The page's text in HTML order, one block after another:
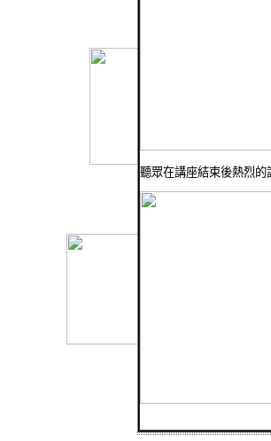
聽眾在講座結束後熱烈的